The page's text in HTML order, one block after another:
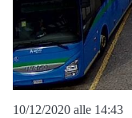
10/12/2020 alle 14:43